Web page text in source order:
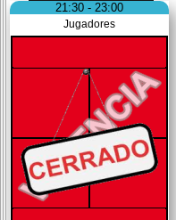
21:30 - 23:00
Jugadores